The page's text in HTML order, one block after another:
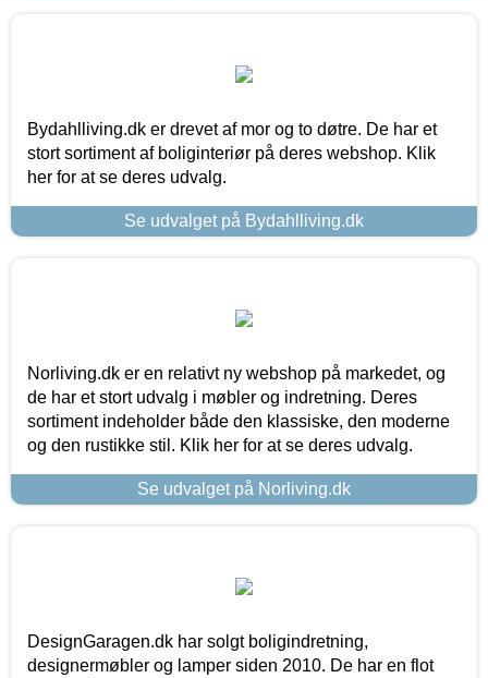
Bydahlliving.dk er drevet af mor og to døtre. De har et
stort sortiment af boliginteriør på deres webshop. Klik
her for at se deres udvalg.
Se udvalget på Bydahlliving.dk
Norliving.dk er en relativt ny webshop på markedet, og
de har et stort udvalg i møbler og indretning. Deres
sortiment indeholder både den klassiske, den moderne
og den rustikke stil. Klik her for at se deres udvalg.
Se udvalget på Norliving.dk
DesignGaragen.dk har solgt boligindretning,
designermøbler og lamper siden 2010. De har en flot